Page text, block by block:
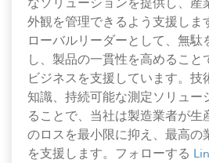
外観を管理できるよう支援しま
ローバルリーダーとして、無
し、製品の一貫性を高めること
ビジネスを支援しています。技
知識、持続可能な測定ソリュー
ることで、当社は製造業者が生
のロスを最小限に抑え、最高の
を支援します。フォローする